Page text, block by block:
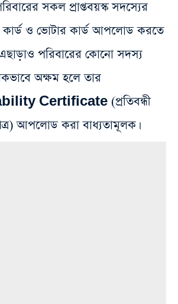
সকল প্রাপ্তবয়স্ক সদস্যের
ও ভোটার কার্ড আপলোড করতে
পরিবারের কোনো সদস্য
অক্ষম হলে তার
Certificate (প্রতিবন্ধী
আপলোড করা বাধ্যতামূলক।